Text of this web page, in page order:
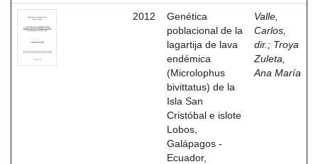
2012
Genética
poblacional de la
lagartija de lava
endémica
(Microlophus
bivittatus) de la
Isla San
Cristóbal e islote
Lobos,
Galápagos -
Ecuador,
Valle,
Carlos,
dir. ; Troya
Zuleta,
Ana María